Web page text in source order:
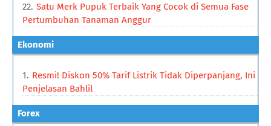
Satu Merk Pupuk Terbaik Yang Cocok di Semua Fase
Pertumbuhan Tanaman Anggur
Ekonomi
Resmi! Diskon 50% Tarif Listrik Tidak Diperpanjang, Ini
Penjelasan Bahlil
Forex